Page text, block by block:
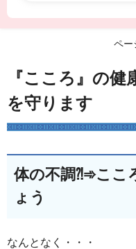
ペー
『こころ』の
を守ります
体の不調⁈➾ここ
ょう
なんとなく・・・